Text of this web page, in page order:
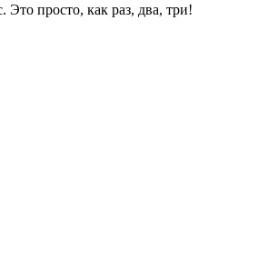
Это просто, как раз, два, три!